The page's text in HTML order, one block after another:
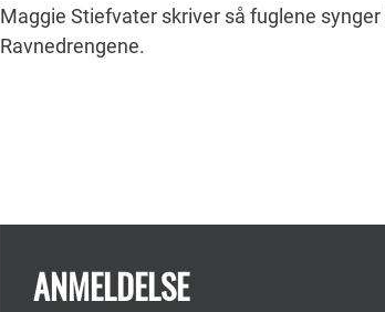
Maggie Stiefvater skriver så fuglene
Ravnedrengene.
ANMELDELSE